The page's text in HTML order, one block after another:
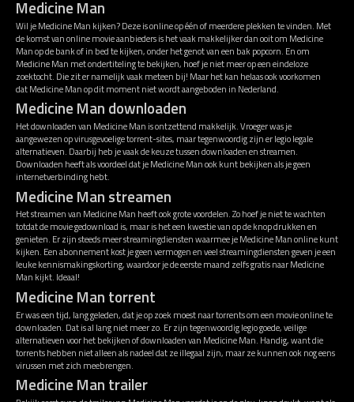
Medicine Man
Wil je Medicine Man kijken? Deze is online op één of meerdere plekken te vinden. Met
de komst van online movie aanbieders is het vaak makkelijker dan ooit om Medicine
Man op de bank of in bed te kijken, onder het genot van een bak popcorn. En om
Medicine Man met ondertiteling te bekijken, hoef je niet meer op een eindeloze
zoektocht. Die zit er namelijk vaak meteen bij! Maar het kan helaas ook voorkomen
dat Medicine Man op dit moment niet wordt aangeboden in Nederland.
Medicine Man downloaden
Het downloaden van Medicine Man is ontzettend makkelijk. Vroeger was je
aangewezen op virusgevoelige torrent-sites, maar tegenwoordig zijn er legio legale
alternatieven. Daarbij heb je vaak de keuze tussen downloaden en streamen.
Downloaden heeft als voordeel dat je Medicine Man ook kunt bekijken als je geen
internetverbinding hebt.
Medicine Man streamen
Het streamen van Medicine Man heeft ook grote voordelen. Zo hoef je niet te wachten
totdat de movie gedownload is, maar is het een kwestie van op de knop drukken en
genieten. Er zijn steeds meer streamingdiensten waarmee je Medicine Man online kunt
kijken. Een abonnement kost je geen vermogen en veel streamingdiensten geven je een
leuke kennismakingskorting, waardoor je de eerste maand zelfs gratis naar Medicine
Man kijkt. Ideaal!
Medicine Man torrent
Er was een tijd, lang geleden, dat je op zoek moest naar torrents om een movie online te
downloaden. Dat is al lang niet meer zo. Er zijn tegenwoordig legio goede, veilige
alternatieven voor het bekijken of downloaden van Medicine Man. Handig, want die
torrents hebben niet alleen als nadeel dat ze illegaal zijn, maar ze kunnen ook nog eens
virussen met zich meebrengen.
Medicine Man trailer